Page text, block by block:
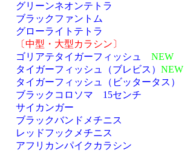
グリーンネオンテトラ
ブラックファントム
グローライトテトラ
〔中型・大型カラシン〕
ゴリアテタイガーフィッシュ NEW
タイガーフィッシュ（ブレビス） NEW
タイガーフィッシュ（ビッタータス）
ブラックコロソマ 15センチ
サイカンガー
ブラックバンドメチニス
レッドフックメチニス
アフリカンパイクカラシン